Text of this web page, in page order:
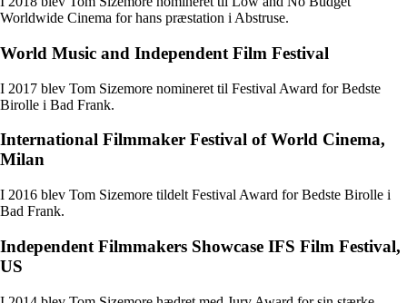
Worldwide Cinema for hans præstation i Abstruse.
World Music and Independent Film Festival
I 2017 blev Tom Sizemore nomineret til Festival Award for Bedste
Birolle i Bad Frank.
International Filmmaker Festival of World Cinema,
Milan
I 2016 blev Tom Sizemore tildelt Festival Award for Bedste Birolle i
Bad Frank.
Independent Filmmakers Showcase IFS Film Festival,
US